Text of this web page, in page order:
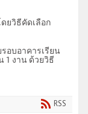
ยวิธีคัดเลือก
อบอาคารเรียน
1 งาน ด้วยวิธี
RSS